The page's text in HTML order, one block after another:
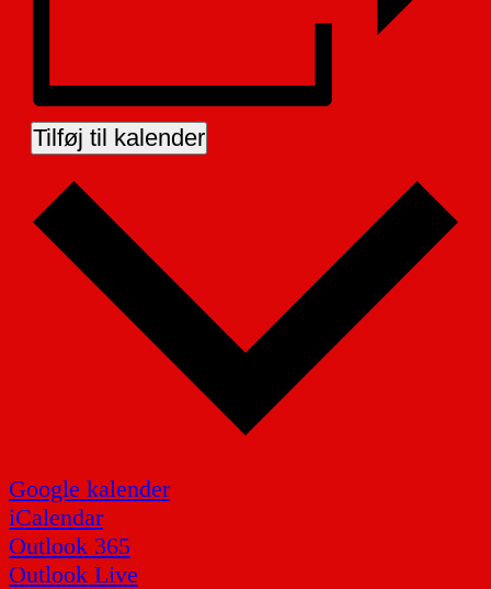
Tilføj til kalender
Google kalender
iCalendar
Outlook 365
Outlook Live